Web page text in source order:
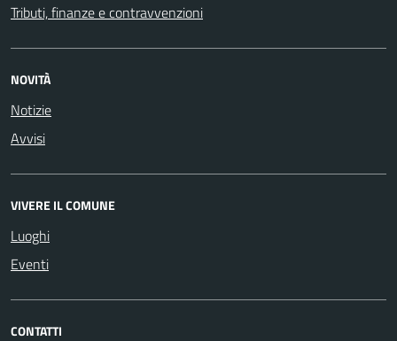
Tributi, finanze e contravvenzioni
NOVITÀ
Notizie
Avvisi
VIVERE IL COMUNE
Luoghi
Eventi
CONTATTI